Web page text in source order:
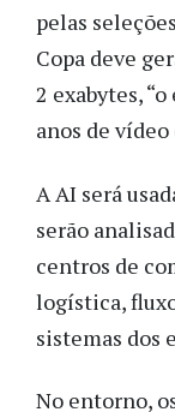
pelas
Copa deve
2 exabytes,
anos de vídeo
A AI será
serão
centros de
logística,
sistemas dos
No entorno,